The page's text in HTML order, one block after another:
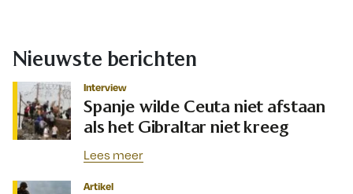
Nieuwste berichten
Interview
Spanje wilde Ceuta niet afstaan
als het Gibraltar niet kreeg
Lees meer
Artikel